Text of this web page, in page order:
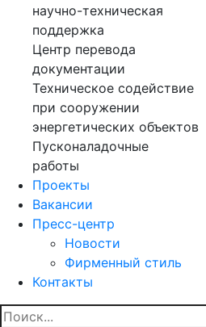
научно-техническая
поддержка
Центр перевода
документации
Техническое содействие
при сооружении
энергетических объектов
Пусконаладочные
работы
Проекты
Вакансии
Пресс-центр
Новости
Фирменный стиль
Контакты